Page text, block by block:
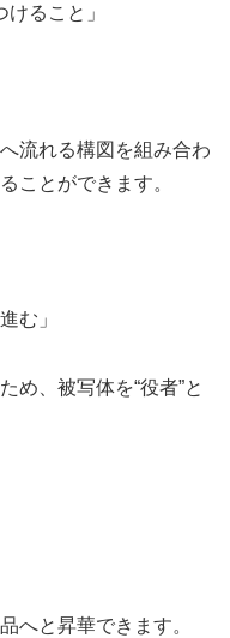
けること」
流れる構図を組み合わ
ことができます。
む」
め、被写体を“役者”と
へと昇華できます。